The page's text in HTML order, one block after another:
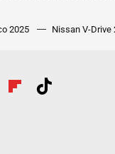
2025 Nissan V-Drive